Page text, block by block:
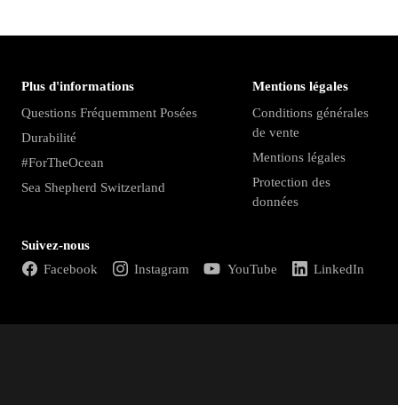
Plus d'informations
Questions Fréquemment Posées
Durabilité
#ForTheOcean
Sea Shepherd Switzerland
Mentions légales
Conditions générales
de vente
Mentions légales
Protection des
données
Suivez-nous
Facebook
Instagram YouTube LinkedIn